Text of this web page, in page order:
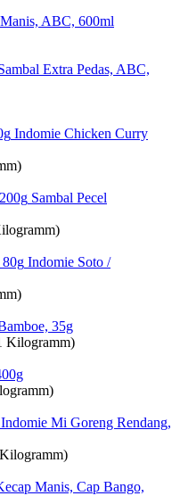
ABC, 600ml
Extra Pedas, ABC,
Indomie Chicken Curry
Sambal Pecel
Indomie Soto /
35g
Kilogramm)
Indomie Mi Goreng Rendang,
Manis, Cap Bango,